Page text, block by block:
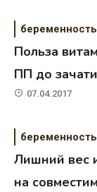
беременность
Польза
ПП до
07.04.2017
беременность
Лишний вес
на